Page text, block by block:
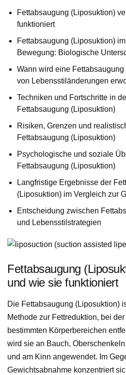
Fettabsaugung (Liposuktion)
funktioniert
Fettabsaugung (Liposuktion)
Bewegung: Biologische
Wann wird eine
von Lebensstiländerungen
Techniken und Fortschritte in
Fettabsaugung (Liposuktion)
Risiken, Grenzen und
Fettabsaugung (Liposuktion)
Psychologische und soziale
Fettabsaugung (Liposuktion)
Langfristige Ergebnisse der
(Liposuktion) im Vergleich zur
Entscheidung zwischen
und Lebensstilstrategien
Fettabsaugung
und wie sie funktioniert
Die Fettabsaugung (Liposuktion)
Methode zur Fettreduktion, bei
bestimmten Körperbereichen
wird sie an Bauch,
und am Kinn angewendet. Im
Gewichtsabnahme konzentriert